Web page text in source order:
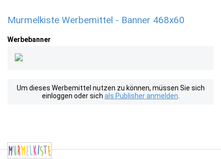
Murmelkiste Werbemittel - Banner 468x60
Werbebanner
Um dieses Werbemittel nutzen zu können, müssen Sie sich
einloggen oder sich als Publisher anmelden